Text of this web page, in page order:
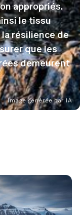
Image générée par IA
appropriés.
le tissu
résilience de
que les
demeurent